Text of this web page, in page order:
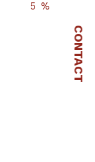
CONTACT
5 %